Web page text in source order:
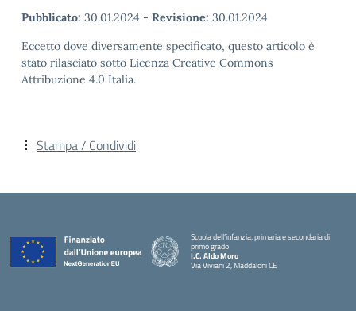
Pubblicato: 30.01.2024 - Revisione: 30.01.2024
Eccetto dove diversamente specificato, questo articolo è
stato rilasciato sotto Licenza Creative Commons
Attribuzione 4.0 Italia.
Stampa / Condividi
Scuola dell’infanzia, primaria e secondaria di
primo grado
I.C. Aldo Moro
Via Viviani 2, Maddaloni CE